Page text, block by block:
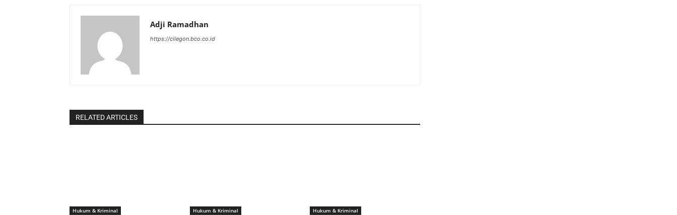
Adji Ramadhan
https://cilegon.bco.co.id
RELATED ARTICLES
Hukum & Kriminal Hukum & Kriminal Hukum & Kriminal